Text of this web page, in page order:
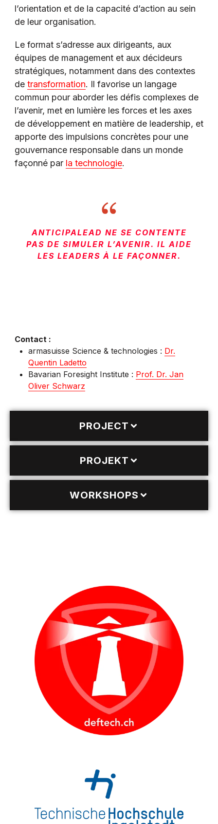
PROJECT
PROJEKT
WORKSHOPS
l’orientation et de la capacité d’action au sein
de leur organisation.
Le format s’adresse aux dirigeants, aux
équipes de management et aux décideurs
stratégiques, notamment dans des contextes
de transformation. Il favorise un langage
commun pour aborder les défis complexes de
l’avenir, met en lumière les forces et les axes
de développement en matière de leadership, et
apporte des impulsions concrètes pour une
gouvernance responsable dans un monde
façonné par la technologie.
ANTICIPALEAD NE SE CONTENTE
PAS DE SIMULER L’AVENIR. IL AIDE
LES LEADERS À LE FAÇONNER.
Contact :
armasuisse Science & technologies : Dr.
Quentin Ladetto
Bavarian Foresight Institute : Prof. Dr. Jan
Oliver Schwarz